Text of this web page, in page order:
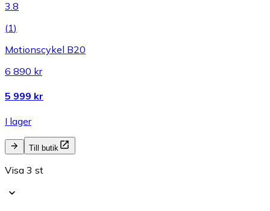
3.8
(1)
Motionscykel B20
6 890 kr
5 999 kr
I lager
Till butik
Visa 3 st